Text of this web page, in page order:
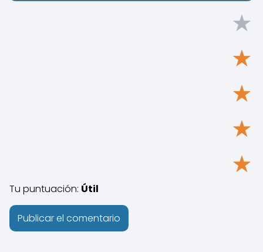
★
★
★
★
★
Tu puntuación: Útil